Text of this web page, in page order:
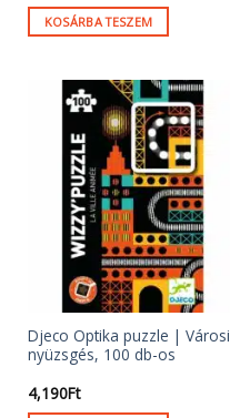
KOSÁRBA TESZEM
Djeco Optika puzzle | Városi
nyüzsgés, 100 db-os
4,190Ft